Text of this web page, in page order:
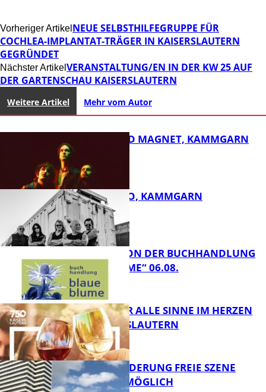
Vorheriger Artikel NEUE SELBSTHILFEGRUPPE FÜR
COCHLEA-IMPLANTAT-TRÄGER IN KAISERSLAUTERN
GEGRÜNDET
Nächster Artikel VERANSTALTUNG/EN IN DER KW 25 AUF
DER GARTENSCHAU KAISERSLAUTERN
Weitere Artikel Mehr vom Autor
FB Kultur
DIRTY SOUND MAGNET, KAMMGARN
ROSE TATTOO, KAMMGARN
FB Kultur
LESETIPPS VON DER BUCHHANDLUNG
„BLAUE BLUME“ 06.08.
GENÜSSE FÜR ALLE SINNE IM HERZEN
VON KAISERSLAUTERN
PROJEKTFÖRDERUNG FREIE SZENE
WEITERHIN MÖGLICH